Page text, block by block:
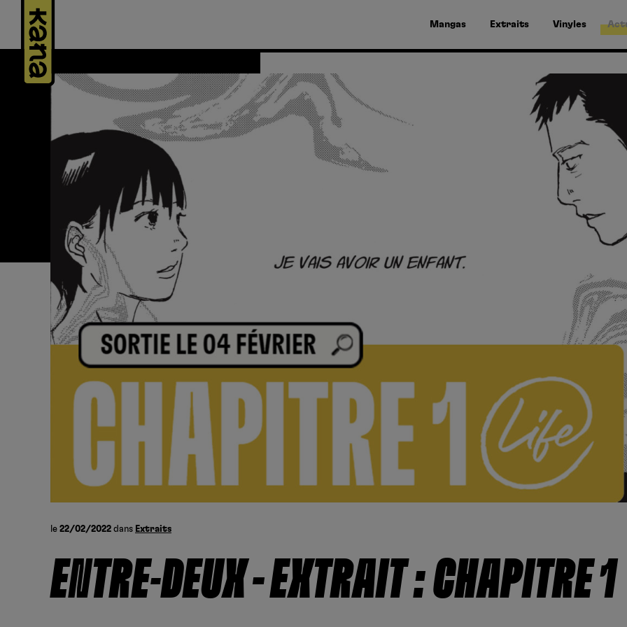
Mangas Extraits Vinyles
le 22/02/2022 dans Extraits
ENTRE-DEUX – EXTRAIT : CHAPITRE 1
Panneau de gestion des cookies